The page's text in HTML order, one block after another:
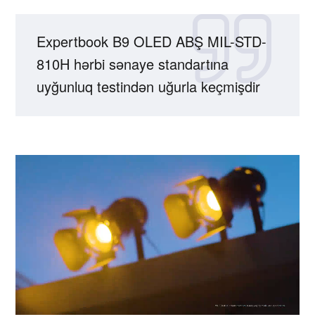
Expertbook B9 OLED ABŞ MIL-STD-
810H hərbi sənaye standartına
uyğunluq testindən uğurla keçmişdir